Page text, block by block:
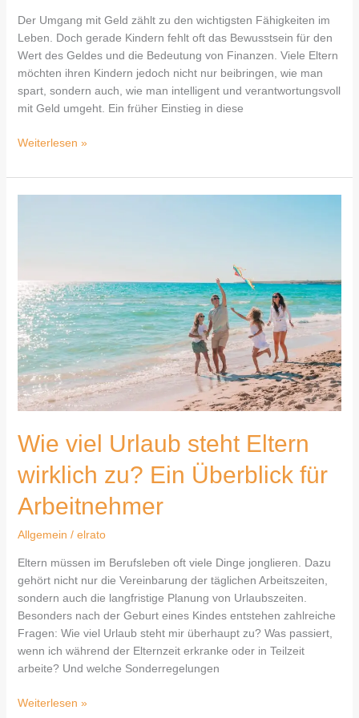
Der Umgang mit Geld zählt zu den wichtigsten Fähigkeiten im
Leben. Doch gerade Kindern fehlt oft das Bewusstsein für den
Wert des Geldes und die Bedeutung von Finanzen. Viele Eltern
möchten ihren Kindern jedoch nicht nur beibringen, wie man
spart, sondern auch, wie man intelligent und verantwortungsvoll
mit Geld umgeht. Ein früher Einstieg in diese
Weiterlesen »
Wie viel Urlaub steht Eltern
wirklich zu? Ein Überblick für
Arbeitnehmer
Allgemein / elrato
Eltern müssen im Berufsleben oft viele Dinge jonglieren. Dazu
gehört nicht nur die Vereinbarung der täglichen Arbeitszeiten,
sondern auch die langfristige Planung von Urlaubszeiten.
Besonders nach der Geburt eines Kindes entstehen zahlreiche
Fragen: Wie viel Urlaub steht mir überhaupt zu? Was passiert,
wenn ich während der Elternzeit erkranke oder in Teilzeit
arbeite? Und welche Sonderregelungen
wirklich
zu?
Ein
Überblick
für
Arbeitnehmer
Weiterlesen »